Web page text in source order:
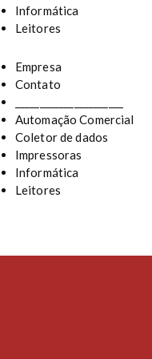
Informática
Leitores
Empresa
Contato
Automação Comercial
Coletor de dados
Impressoras
Informática
Leitores